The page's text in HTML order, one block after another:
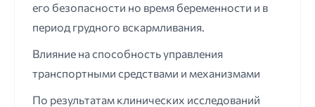
его безопасности но время беременности и в
период грудного вскармливания.
Влияние на способность управления
транспортными средствами и механизмами
По результатам клинических исследований